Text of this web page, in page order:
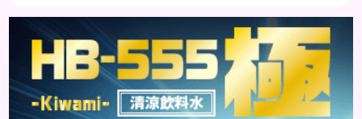
を高め、荒れた肌を内側から修復する栄養素です。
ビタミンA：レバー、人参、ほうれん草など レバー、
人参、ほうれん草などに含まれるビタミンAは、肌の
ターンオーバーを正常化し、肌荒れを素早く修復し
ます。特にレバーは吸収率の高いレチノールを含み、
即効性が期待でき...